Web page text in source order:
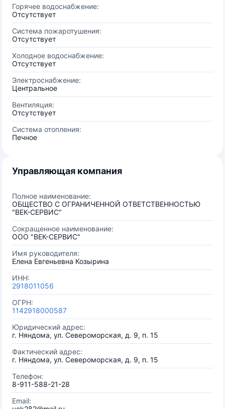
Горячее водоснабжение:
Отсутствует
Система пожаротушения:
Отсутствует
Холодное водоснабжение:
Отсутствует
Электроснабжение:
Центральное
Вентиляция:
Отсутствует
Система отопления:
Печное
Управляющая компания
Полное наименование:
ОБЩЕСТВО С ОГРАНИЧЕННОЙ ОТВЕТСТВЕННОСТЬЮ
"ВЕК-СЕРВИС"
Сокращенное наименование:
ООО "ВЕК-СЕРВИС"
Имя руководителя:
Елена Евгеньевна Козырина
ИНН:
2918011056
ОГРН:
1142918000587
Юридический адрес:
г. Няндома, ул. Североморская, д. 9, п. 15
Фактический адрес:
г. Няндома, ул. Североморская, д. 9, п. 15
Телефон:
8-911-588-21-28
Email: